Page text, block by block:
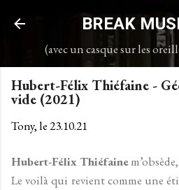
Accéder au
BREAK
(avec un casque sur les
Hubert-Félix Thiéfaine -
vide (2021)
Tony, le23.10.21
Hubert-Félix Thiéfaine
Le voilà qui revient comme une